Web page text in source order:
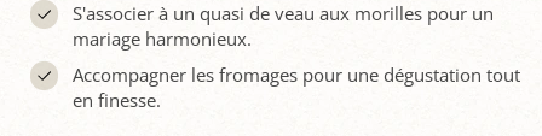
S'associer à un quasi de veau aux morilles pour un
mariage harmonieux.
Accompagner les fromages pour une dégustation tout
en finesse.